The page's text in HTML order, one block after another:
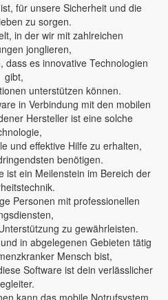
für unsere Sicherheit und die
zu sorgen.
in der wir mit zahlreichen
jonglieren,
dass es innovative Technologien
gibt,
unterstützen können.
in Verbindung mit den mobilen
Hersteller ist eine solche
und effektive Hilfe zu erhalten,
benötigen.
ist ein Meilenstein im Bereich der
Personen mit professionellen
zu gewährleisten.
in abgelegenen Gebieten tätig
Mensch bist,
Software ist dein verlässlicher